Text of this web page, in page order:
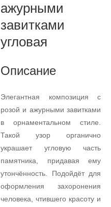
ажурными
завитками
угловая
Описание
Элегантная композиция с
розой и ажурными завитками
в орнаментальном стиле.
Такой узор органично
украшает угловую часть
памятника, придавая ему
утончённость. Подойдёт для
оформления захоронения
человека, чтившего красоту и